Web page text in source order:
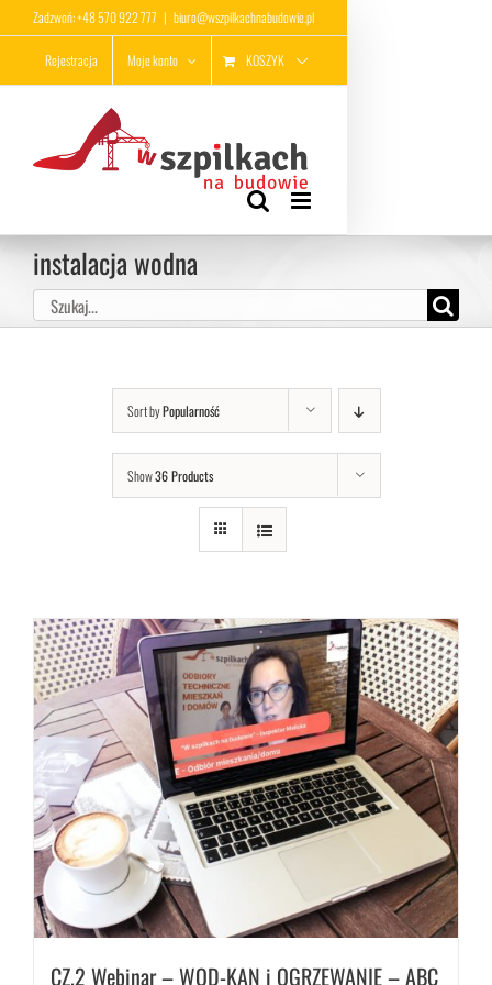
Przejdź
zawartości
Zadzwoń: +48 570 922 777 | biuro@wszpilkachnabudowie.pl
Rejestracja Moje konto KOSZYK
instalacja wodna
Szukaj
Sort byPopularność
Show36 Products
CZ.2 Webinar – WOD-KAN i OGRZEWANIE – ABC